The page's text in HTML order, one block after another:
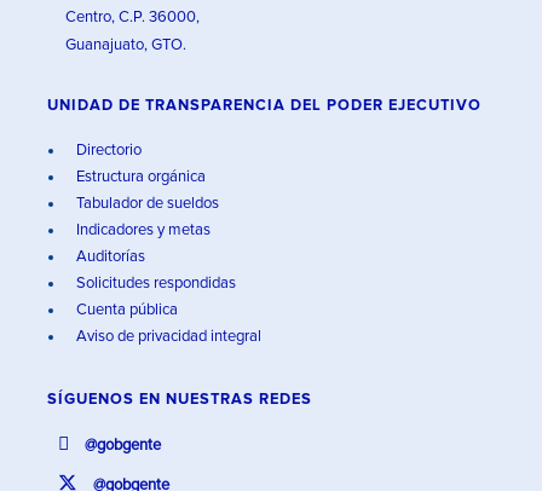
Centro, C.P. 36000,
Guanajuato, GTO.
UNIDAD DE TRANSPARENCIA DEL PODER EJECUTIVO
Directorio
Estructura orgánica
Tabulador de sueldos
Indicadores y metas
Auditorías
Solicitudes respondidas
Cuenta pública
Aviso de privacidad integral
SÍGUENOS EN NUESTRAS REDES
@gobgente
@gobgente